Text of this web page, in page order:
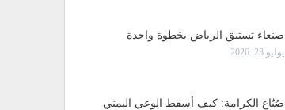
صنعاء تستبق الرياض بخطوة واحدة
يوليو 23, 2026
صُنّاع الكرامة: كيف أسقط الوعي اليمني